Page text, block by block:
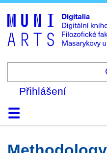
Přihlášení
DomůKolekce
Prohlížení
Vyhledávání
O platformě